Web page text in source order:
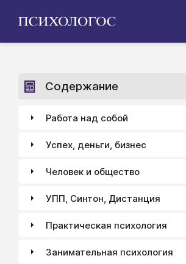
Содержание
Работа над собой
Успех, деньги, бизнес
Человек и общество
УПП, Синтон, Дистанция
Практическая психология
Занимательная психология